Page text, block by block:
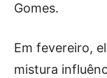
Gomes.
Em fevereiro,
mistura